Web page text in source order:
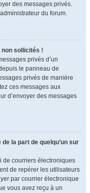
des messages privés.
du forum.
sollicités !
privés d’un
le panneau de
privés de manière
ces messages aux
d’envoyer des messages
la part de quelqu’un sur
de courriers électroniques
de repérer les utilisateurs
par courrier électronique
vous avez reçu à un